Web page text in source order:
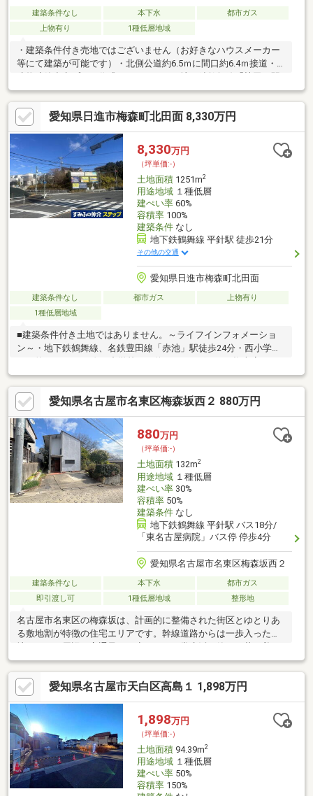
建築条件なし 本下水
都市ガス
上物有り
1種低層地域
・建築条件付き売地ではございません（お好きなハウスメーカー
等にて建築が可能です）・北側公道約6.5ｍに間口約6.4ｍ接道・
より市バス約9分乗車 「平成橋」停徒歩約2分・植田東小学校ま
で約1100ｍ、植田中学校まで約1200ｍ※法令上の制限：緑化地域
愛知県日進市梅森町北田面 8,330万円
8,330万円
（坪単価:-）
土地面積1251m2
用途地域１種低層
建ぺい率60%
容積率100%
建築条件なし
地下鉄鶴舞線 平針駅 徒歩21分
その他の交通
愛知県日進市梅森町北田面
建築条件なし 都市ガス
上物有り
1種低層地域
■建築条件付き土地ではありません。～ライフインフォメーショ
ン～・地下鉄鶴舞線、名鉄豊田線「赤池」駅徒歩24分・西小学校
約60ｍ・ロイヤルホームセンター日進香久山まで約400ｍ・平和
堂日進香久山店まで約510ｍ
愛知県名古屋市名東区梅森坂西２ 880万円
880万円
（坪単価:-）
土地面積132m2
用途地域１種低層
建ぺい率30%
容積率50%
建築条件なし
地下鉄鶴舞線 平針駅 バス18分/
「東名古屋病院」バス停 停歩4分
愛知県名古屋市名東区梅森坂西２
建築条件なし 本下水
都市ガス
即引渡し可
1種低層地域 整形地
名古屋市名東区の梅森坂は、計画的に整備された街区とゆとりあ
る敷地割が特徴の住宅エリアです。幹線道路からは一歩入った立
地のため、周辺は交通量がう少なく、日常生活は静かで落ち着い
た印象です。土地形状も比較的素直で、建物配置や駐車計画を検
討しやすく、将来のライフステージ変化にも柔軟に対応できる住
まいづくりが可能です。重環境重視で土地を探されている方にご
検討いただきたい物件です。
愛知県名古屋市天白区高島１ 1,898万円
1,898万円
（坪単価:-）
土地面積94.39m2
用途地域１種低層
建ぺい率50%
容積率150%